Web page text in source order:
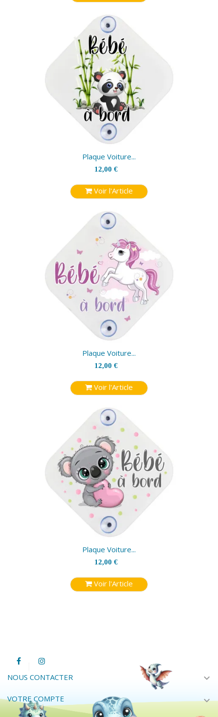
Plaque Voiture...
12,00 €
Voir l'Article
Plaque Voiture...
12,00 €
Voir l'Article
Plaque Voiture...
12,00 €
Voir l'Article
NOUS CONTACTER expand_more
VOTRE COMPTE expand_more